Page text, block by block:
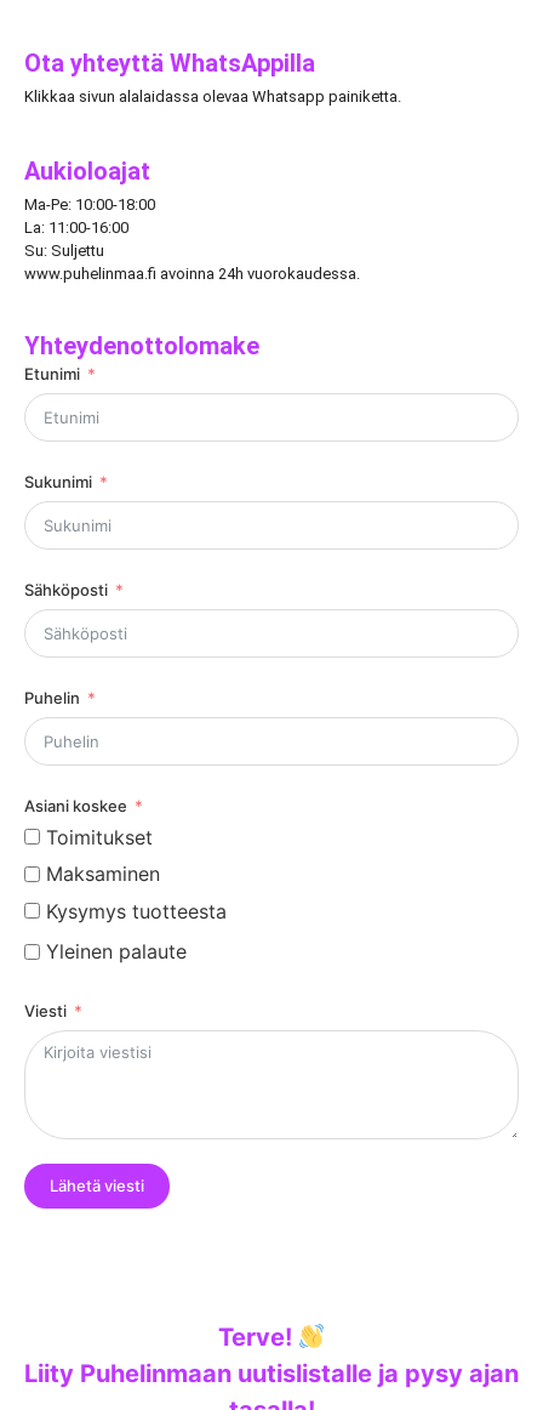
Ota yhteyttä WhatsAppilla
Klikkaa sivun alalaidassa olevaa Whatsapp painiketta.
Aukioloajat
Ma-Pe: 10:00-18:00
La: 11:00-16:00
Su: Suljettu
www.puhelinmaa.fi avoinna 24h vuorokaudessa.
Yhteydenottolomake
Etunimi
Sukunimi
Sähköposti
Puhelin
Asiani koskee
Toimitukset
Maksaminen
Kysymys tuotteesta
Yleinen palaute
Viesti
Lähetä viesti
Terve!
Liity Puhelinmaan uutislistalle ja pysy ajan